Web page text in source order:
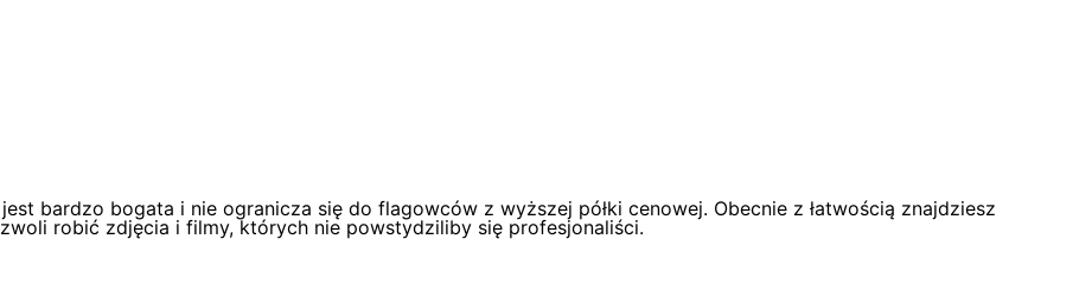
bardzo bogata i nie ogranicza się do flagowców z wyższej półki cenowej. Obecnie z łatwością znajdziesz
robić zdjęcia i filmy, których nie powstydziliby się profesjonaliści.